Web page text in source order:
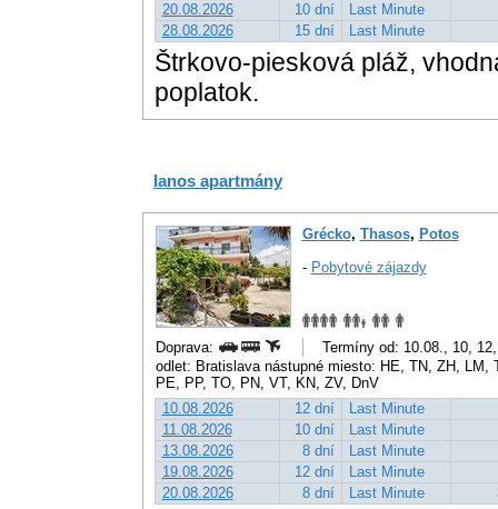
20.08.2026
10 dní Last Minute
28.08.2026
15 dní Last Minute
Štrkovo-piesková pláž,
poplatok.
Ianos apartmány
Grécko, Thasos, Potos
- Pobytové zájazdy
Doprava:
Termíny od: 10.08., 10,
odlet: Bratislava nástupné miesto: HE, TN, ZH,
PE, PP, TO, PN, VT, KN, ZV, DnV
10.08.2026
12 dní
Last Minute
11.08.2026
10 dní
Last Minute
13.08.2026
8 dní
Last Minute
19.08.2026
12 dní
Last Minute
20.08.2026
8 dní Last Minute